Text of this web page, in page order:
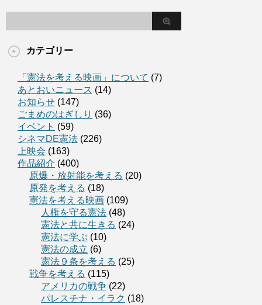
カテゴリー
「憲法を考える映画」について (7)
あとおいニュース (14)
お知らせ (147)
ごまめのはぎしり (36)
イベント (59)
シネマDE憲法 (226)
上映会 (163)
作品紹介 (400)
原爆・放射能を考える (20)
原発を考える (18)
憲法を考える映画 (109)
人権を守る憲法 (48)
憲法と共に生きる (24)
憲法に学ぶ (10)
憲法の成立 (6)
憲法９条を考える (25)
戦争を考える (115)
アメリカの戦争 (22)
パレスチナ・イラク (18)